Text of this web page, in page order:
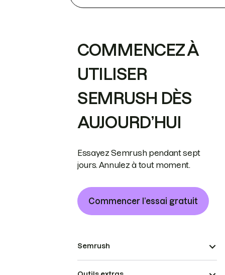
COMMENCEZ À
UTILISER
SEMRUSH DÈS
AUJOURD’HUI
Essayez Semrush pendant sept
jours. Annulez à tout moment.
Commencer l’essai gratuit
Semrush